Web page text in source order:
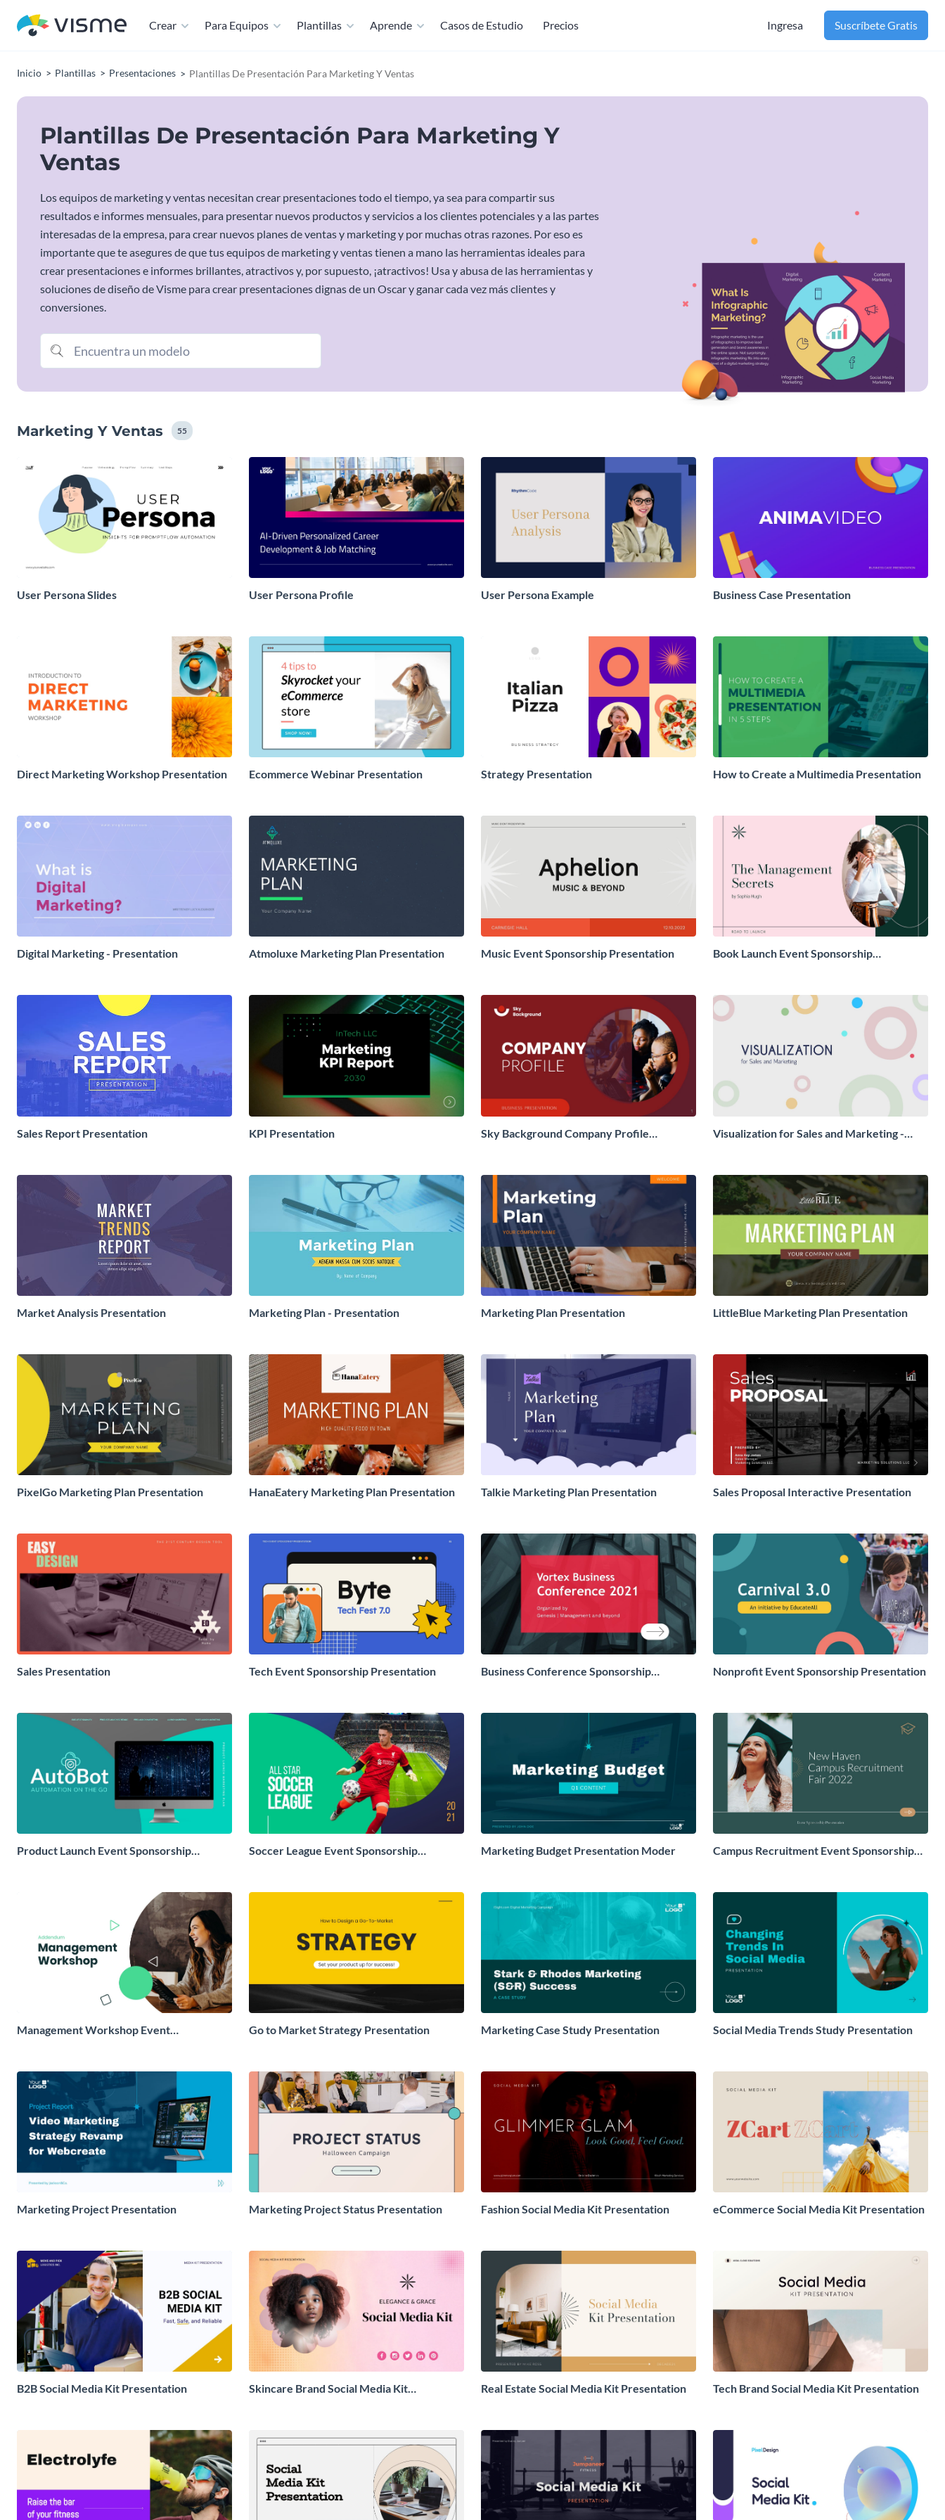
Crear Para Equipos Plantillas Aprende Casos de Estudio Precios Ingresa Suscríbete Gratis
Inicio Plantillas Presentaciones Plantillas De Presentación Para Marketing Y Ventas
Plantillas De Presentación Para Marketing Y
Ventas
Los equipos de marketing y ventas necesitan crear presentaciones todo el tiempo, ya sea para compartir sus
resultados e informes mensuales, para presentar nuevos productos y servicios a los clientes potenciales y a las partes
interesadas de la empresa, para crear nuevos planes de ventas y marketing y por muchas otras razones. Por eso es
importante que te asegures de que tus equipos de marketing y ventas tienen a mano las herramientas ideales para
crear presentaciones e informes brillantes, atractivos y, por supuesto, ¡atractivos! Usa y abusa de las herramientas y
soluciones de diseño de Visme para crear presentaciones dignas de un Oscar y ganar cada vez más clientes y
conversiones.
Marketing Y Ventas 55
User Persona Slides User Persona Profile User Persona Example Business Case Presentation
Direct Marketing Workshop Presentation Ecommerce Webinar Presentation Strategy Presentation How to Create a Multimedia Presentation
Digital Marketing - Presentation Atmoluxe Marketing Plan Presentation Music Event Sponsorship Presentation
Book Launch Event Sponsorship
Sales Report Presentation KPI Presentation
Sky Background Company Profile
Visualization for Sales and Marketing -
Market Analysis Presentation Marketing Plan - Presentation Marketing Plan Presentation LittleBlue Marketing Plan Presentation
PixelGo Marketing Plan Presentation HanaEatery Marketing Plan Presentation Talkie Marketing Plan Presentation Sales Proposal Interactive Presentation
Sales Presentation Tech Event Sponsorship Presentation
Business Conference Sponsorship
Nonprofit Event Sponsorship Presentation
Product Launch Event Sponsorship
Soccer League Event Sponsorship
Marketing Budget Presentation Moder
Campus Recruitment Event Sponsorship
Management Workshop Event
Go to Market Strategy Presentation Marketing Case Study Presentation Social Media Trends Study Presentation
Marketing Project Presentation Marketing Project Status Presentation Fashion Social Media Kit Presentation eCommerce Social Media Kit Presentation
B2B Social Media Kit Presentation
Skincare Brand Social Media Kit
Real Estate Social Media Kit Presentation Tech Brand Social Media Kit Presentation